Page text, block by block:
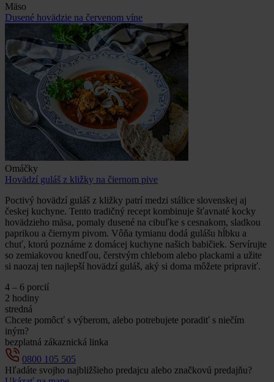
Mäso
Dusené hovädzie na červenom víne
Omáčky
Hovädzí guláš z kližky na čiernom pive
Poctivý hovädzí guláš z kližky patrí medzi stálice slovenskej aj
českej kuchyne. Tento tradičný recept kombinuje šťavnaté kocky
hovädzieho mäsa, pomaly dusené na cibuľke s cesnakom, sladkou
paprikou a čiernym pivom. Vôňa tymianu dodá gulášu hĺbku a
chuť, ktorú poznáme z domácej kuchyne našich babičiek. Servírujte
so zemiakovou knedľou, čerstvým chlebom alebo plackami a užite
si naozaj ten najlepší hovädzí guláš, aký si doma môžete pripraviť.
4 – 6 porcií
2 hodiny
stredná
Chcete pomôcť s výberom, alebo potrebujete poradiť s niečím
iným?
bezplatná zákaznická linka
0800 105 505
Hľadáte svojho najbližšieho predajcu alebo značkovú predajňu?